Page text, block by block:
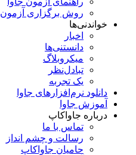
روش برگزاری آزمون
خواندنی‌ها
اخبار
دانستنی‌ها
میکروبلاگ
تبادل‌نظر
یک تجربه
دانلود نرم‌افزارهای جاوا
آموزش جاوا
درباره جاواکاپ
تماس با ما
رسالت و چشم انداز
حامیان جاواکاپ